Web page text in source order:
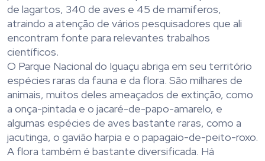
de lagartos, 340 de aves e 45 de mamíferos,
atraindo a atenção de vários pesquisadores que ali
encontram fonte para relevantes trabalhos
científicos.
O Parque Nacional do Iguaçu abriga em seu território
espécies raras da fauna e da flora. São milhares de
animais, muitos deles ameaçados de extinção, como
a onça-pintada e o jacaré-de-papo-amarelo, e
algumas espécies de aves bastante raras, como a
jacutinga, o gavião harpia e o papagaio-de-peito-roxo.
A flora também é bastante diversificada. Há